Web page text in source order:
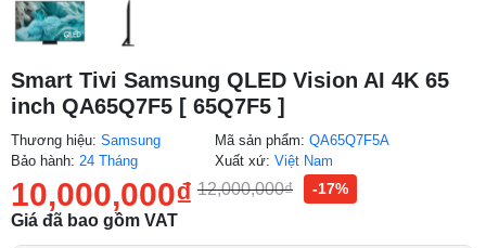
Smart Tivi Samsung QLED Vision AI 4K 65
inch QA65Q7F5 [ 65Q7F5 ]
Thương hiệu: Samsung
Bảo hành: 24 Tháng
Mã sản phẩm:QA65Q7F5A
Xuất xứ:Việt Nam
10,000,000₫ 12,000,000₫ -17%
Giá đã bao gồm VAT